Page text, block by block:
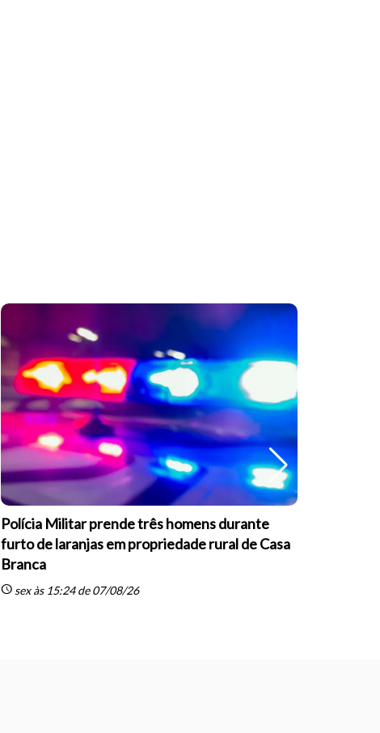
Polícia Militar prende três homens durante
furto de laranjas em propriedade rural de Casa
Branca
schedule sex às 15:24 de 07/08/26